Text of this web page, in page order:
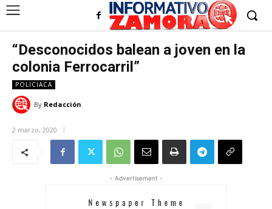
“Desconocidos balean a joven en la
colonia Ferrocarril”
POLICIACA
By Redacción
2 marzo, 2020
- Advertisement -